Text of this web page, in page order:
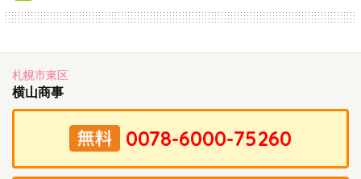
札幌市東区
横山商事